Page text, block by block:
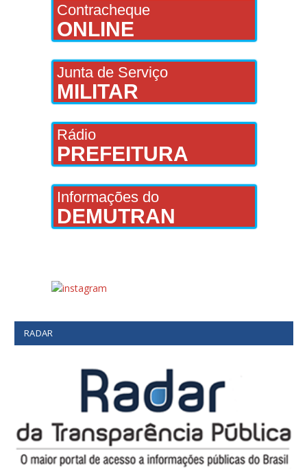
Contracheque
ONLINE
Junta de Serviço
MILITAR
Rádio
PREFEITURA
Informações do
DEMUTRAN
RADAR